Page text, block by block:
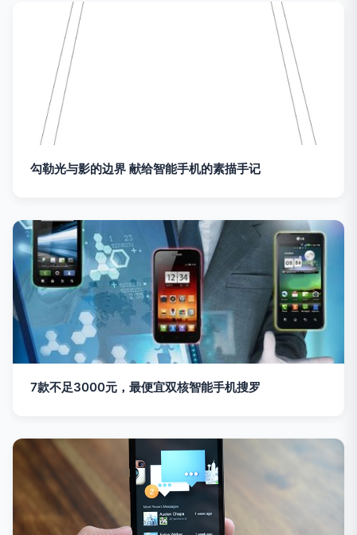
勾勒光与影的边界 献给智能手机的素描手记
7款不足3000元，最便宜双核智能手机搜罗